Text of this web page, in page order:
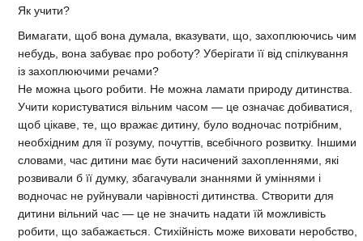
Як учити?
Вимагати, щоб вона думала, вказувати, що, захоплюючись чим
небудь, вона забуває про роботу? Уберігати її від спілкування
із захоплюючими речами?
Не можна цього робити. Не можна ламати природу дитинства.
Учити користуватися вільним часом — це означає добиватися,
щоб цікаве, те, що вражає дитину, було водночас потрібним,
необхідним для її розуму, почуттів, всебічного розвитку. Іншими
словами, час дитини має бути насичений захопленнями, які
розвивали б її думку, збагачували знаннями й уміннями і
водночас не руйнували чарівності дитинства. Створити для
дитини вільний час — це не значить надати їй можливість
робити, що забажається. Стихійність може виховати неробство,